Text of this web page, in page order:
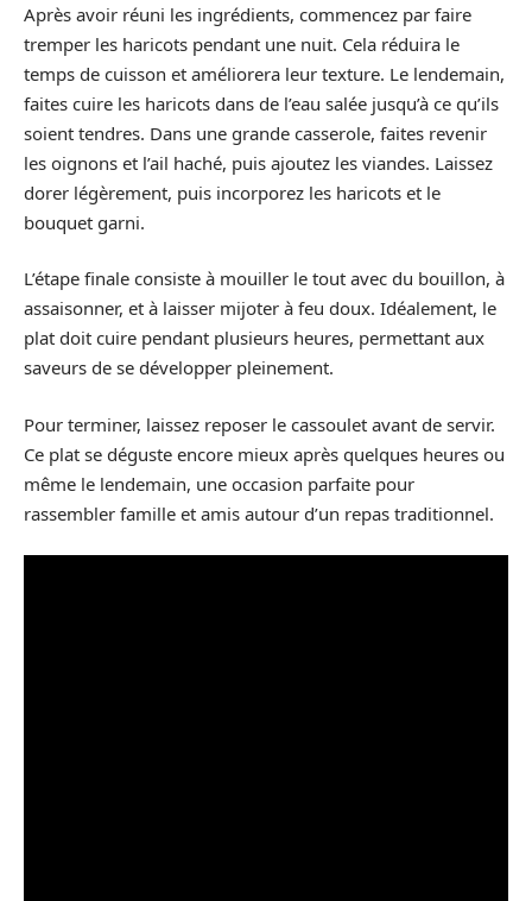
Après avoir réuni les ingrédients, commencez par faire
tremper les haricots pendant une nuit. Cela réduira le
temps de cuisson et améliorera leur texture. Le lendemain,
faites cuire les haricots dans de l’eau salée jusqu’à ce qu’ils
soient tendres. Dans une grande casserole, faites revenir
les oignons et l’ail haché, puis ajoutez les viandes. Laissez
dorer légèrement, puis incorporez les haricots et le
bouquet garni.
L’étape finale consiste à mouiller le tout avec du bouillon, à
assaisonner, et à laisser mijoter à feu doux. Idéalement, le
plat doit cuire pendant plusieurs heures, permettant aux
saveurs de se développer pleinement.
Pour terminer, laissez reposer le cassoulet avant de servir.
Ce plat se déguste encore mieux après quelques heures ou
même le lendemain, une occasion parfaite pour
rassembler famille et amis autour d’un repas traditionnel.